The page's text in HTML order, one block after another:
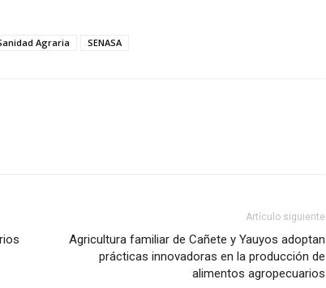
Agraria SENASA
Artículo siguiente
Agricultura familiar de Cañete y Yauyos adoptan
prácticas innovadoras en la producción de
alimentos agropecuarios